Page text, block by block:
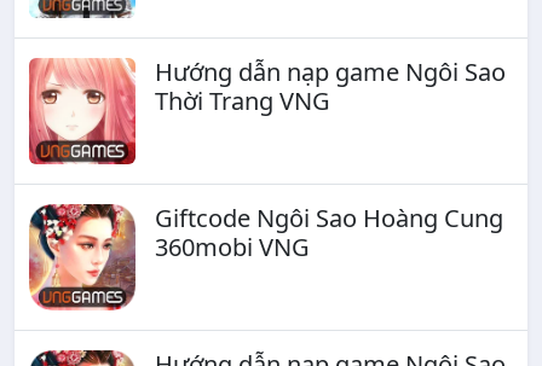
Hướng dẫn nạp game Ngôi Sao
Thời Trang VNG
Giftcode Ngôi Sao Hoàng Cung
360mobi VNG